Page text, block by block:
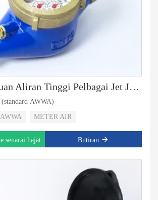
Kapasiti Laluan Aliran Tinggi Pelbagai Jet Jenis Standard AWWA
AWWA)
AWWA METER AIR
senarai hajat Butiran